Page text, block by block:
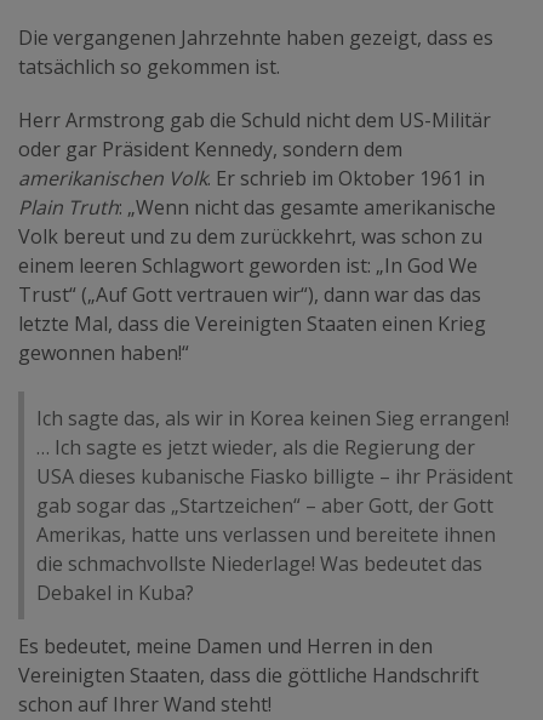
Die vergangenen Jahrzehnte haben gezeigt, dass es
tatsächlich so gekommen ist.
Herr Armstrong gab die Schuld nicht dem US-Militär
oder gar Präsident Kennedy, sondern dem
amerikanischen Volk. Er schrieb im Oktober 1961 in
Plain Truth: „Wenn nicht das gesamte amerikanische
Volk bereut und zu dem zurückkehrt, was schon zu
einem leeren Schlagwort geworden ist: „In God We
Trust“ („Auf Gott vertrauen wir“), dann war das das
letzte Mal, dass die Vereinigten Staaten einen Krieg
gewonnen haben!“
Ich sagte das, als wir in Korea keinen Sieg errangen!
… Ich sagte es jetzt wieder, als die Regierung der
USA dieses kubanische Fiasko billigte – ihr Präsident
gab sogar das „Startzeichen“ – aber Gott, der Gott
Amerikas, hatte uns verlassen und bereitete ihnen
die schmachvollste Niederlage! Was bedeutet das
Debakel in Kuba?
Es bedeutet, meine Damen und Herren in den
Vereinigten Staaten, dass die göttliche Handschrift
schon auf Ihrer Wand steht!